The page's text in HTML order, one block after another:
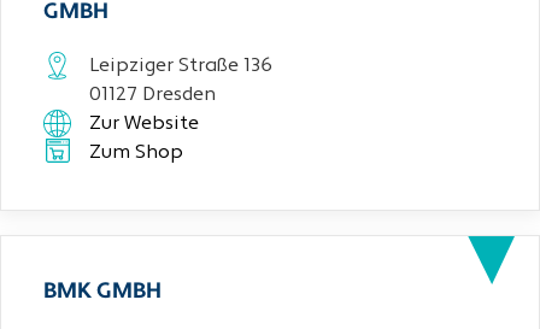
GMBH
Leipziger Straße 136
01127 Dresden
Zur Website
Zum Shop
BMK GMBH